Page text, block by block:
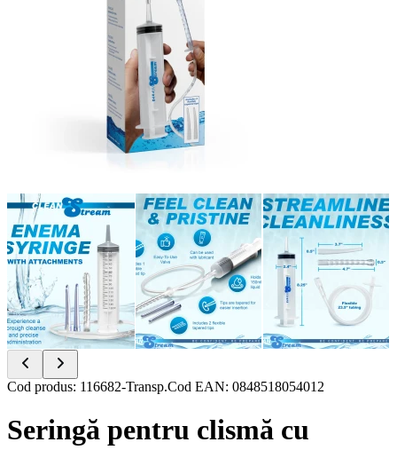
Item
of
10
Cod produs: 116682-Transp.Cod EAN: 0848518054012
Seringă pentru clismă cu